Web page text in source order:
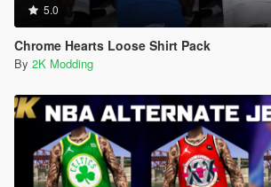
5.0
Chrome Hearts Loose Shirt Pack
By 2K Modding